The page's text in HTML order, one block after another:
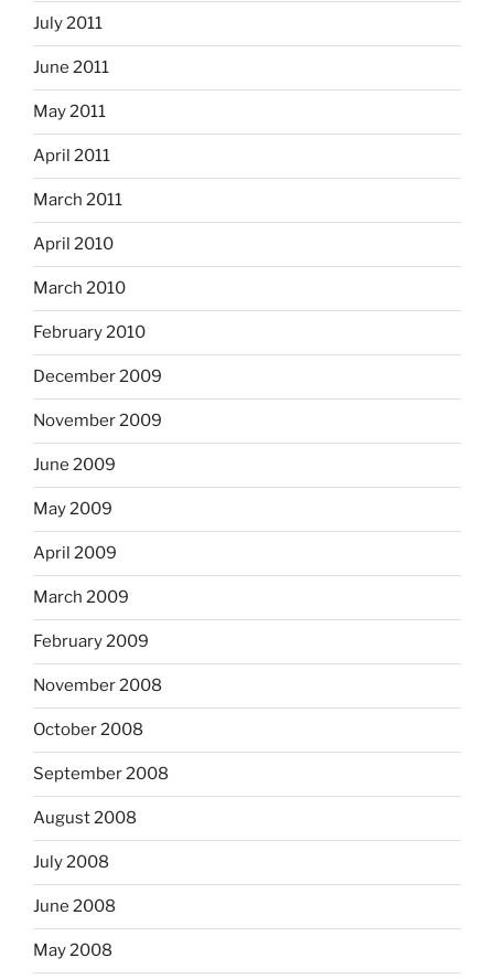
July 2011
June 2011
May 2011
April 2011
March 2011
April 2010
March 2010
February 2010
December 2009
November 2009
June 2009
May 2009
April 2009
March 2009
February 2009
November 2008
October 2008
September 2008
August 2008
July 2008
June 2008
May 2008